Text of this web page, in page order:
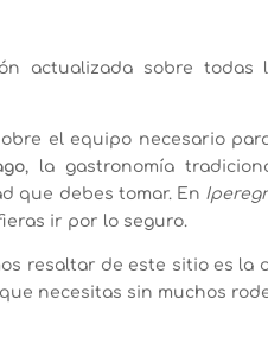
actualizada sobre todas
el equipo necesario
, la gastronomía
que debes tomar. En
ir por lo seguro.
resaltar de este sitio es la
necesitas sin muchos